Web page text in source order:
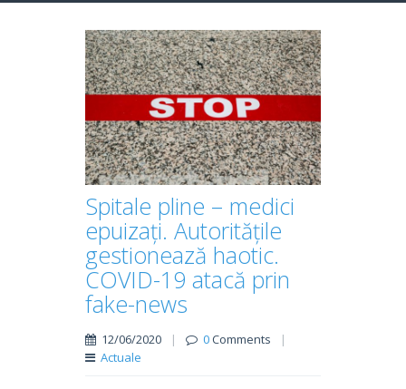
Spitale pline – medici
epuizați. Autoritățile
gestionează haotic.
COVID-19 atacă prin
fake-news
12/06/2020 | 0Comments
|
Actuale